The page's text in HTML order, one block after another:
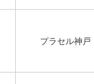
プラセル神戸